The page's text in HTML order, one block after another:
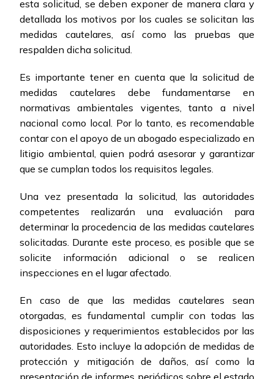
esta solicitud, se deben exponer de manera clara y
detallada los motivos por los cuales se solicitan las
medidas cautelares, así como las pruebas que
respalden dicha solicitud.
Es importante tener en cuenta que la solicitud de
medidas cautelares debe fundamentarse en
normativas ambientales vigentes, tanto a nivel
nacional como local. Por lo tanto, es recomendable
contar con el apoyo de un abogado especializado en
litigio ambiental, quien podrá asesorar y garantizar
que se cumplan todos los requisitos legales.
Una vez presentada la solicitud, las autoridades
competentes realizarán una evaluación para
determinar la procedencia de las medidas cautelares
solicitadas. Durante este proceso, es posible que se
solicite información adicional o se realicen
inspecciones en el lugar afectado.
En caso de que las medidas cautelares sean
otorgadas, es fundamental cumplir con todas las
disposiciones y requerimientos establecidos por las
autoridades. Esto incluye la adopción de medidas de
protección y mitigación de daños, así como la